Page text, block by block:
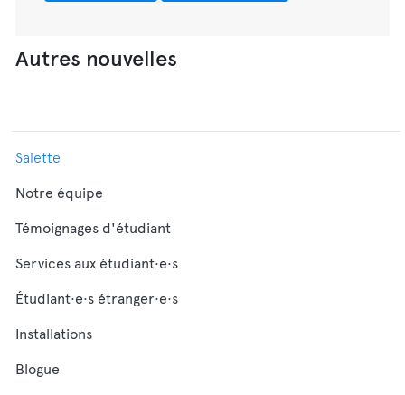
Autres nouvelles
Salette
Notre équipe
Témoignages d'étudiant
Services aux étudiant·e·s
Étudiant·e·s étranger·e·s
Installations
Blogue